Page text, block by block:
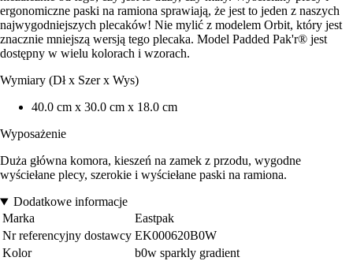
ergonomiczne paski na ramiona sprawiają, że jest to jeden z naszych
najwygodniejszych plecaków! Nie mylić z modelem Orbit, który jest
znacznie mniejszą wersją tego plecaka. Model Padded Pak'r® jest
dostępny w wielu kolorach i wzorach.
Wymiary (Dł x Szer x Wys)
40.0 cm x 30.0 cm x 18.0 cm
Wyposażenie
Duża główna komora, kieszeń na zamek z przodu, wygodne
wyściełane plecy, szerokie i wyściełane paski na ramiona.
Dodatkowe informacje
Marka
Eastpak
Nr referencyjny dostawcy EK000620B0W
Kolor
b0w sparkly gradient